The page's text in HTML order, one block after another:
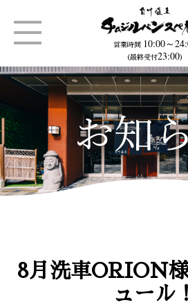
営業時間 10:00～
（最終受付23:00）
8月洗車ORION
ュール！